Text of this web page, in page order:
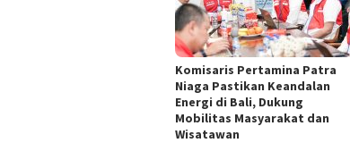
Komisaris Pertamina Patra
Niaga Pastikan Keandalan
Energi di Bali, Dukung
Mobilitas Masyarakat dan
Wisatawan